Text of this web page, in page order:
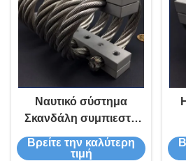
Ναυτικό σύστημα
Σκανδάλη συμπιεστή
σεισμικός αισθητήρας
αντλία ενέργειας
Βρείτε την καλύτερη
τιμή